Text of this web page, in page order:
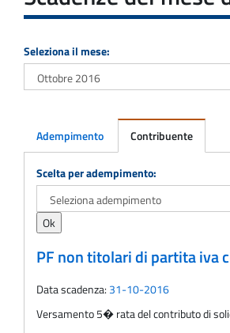
Seleziona il mese:
Adempimento Contribuente
Adempimento
Scelta per adempimento:
PF non titolari di partita
Data scadenza: 31-10-2016
Versamento 5� rata del contributo di